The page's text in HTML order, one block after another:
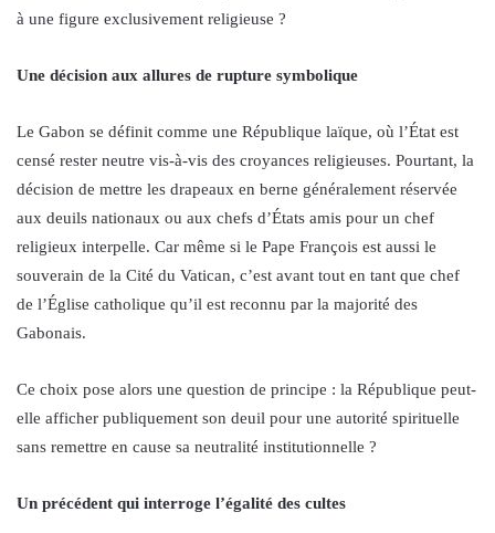
à une figure exclusivement religieuse ?
Une décision aux allures de rupture symbolique
Le Gabon se définit comme une République laïque, où l’État est
censé rester neutre vis-à-vis des croyances religieuses. Pourtant, la
décision de mettre les drapeaux en berne généralement réservée
aux deuils nationaux ou aux chefs d’États amis pour un chef
religieux interpelle. Car même si le Pape François est aussi le
souverain de la Cité du Vatican, c’est avant tout en tant que chef
de l’Église catholique qu’il est reconnu par la majorité des
Gabonais.
Ce choix pose alors une question de principe : la République peut-
elle afficher publiquement son deuil pour une autorité spirituelle
sans remettre en cause sa neutralité institutionnelle ?
Un précédent qui interroge l’égalité des cultes